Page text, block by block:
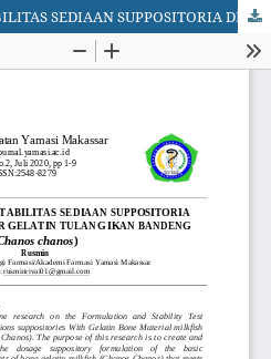
FORMULASI DAN UJI STABILITAS SEDIAAN SUPPOSITORIA DENGAN BAHAN DASAR GELATIN TULANG IKAN BANDENG (Chanos chanos)